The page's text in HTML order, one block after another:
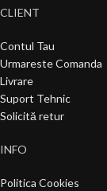
CLIENT
Contul Tau
Urmareste Comanda
Livrare
Suport Tehnic
Solicită retur
INFO
Politica Cookies